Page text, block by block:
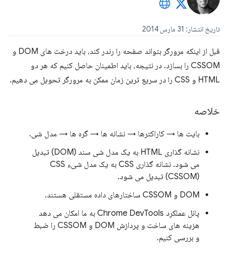
تاریخ انتشار: 31 مارس 2014
قبل از اینکه مرورگر بتواند صفحه را رندر کند، باید درخت های DOM و
CSSOM را بسازد. در نتیجه، باید اطمینان حاصل کنیم که هر دو
HTML و CSS را در سریع ترین زمان ممکن به مرورگر تحویل می دهیم.
خلاصه
بایت ها → کاراکترها → نشانه ها → گره ها → مدل شی.
نشانه گذاری HTML به یک مدل شی سند (DOM) تبدیل
می شود. نشانه گذاری CSS به یک مدل شیء CSS
(CSSOM) تبدیل می شود.
DOM و CSSOM ساختارهای داده مستقلی هستند.
پانل عملکرد Chrome DevTools به ما امکان می دهد
هزینه های ساخت و پردازش DOM و CSSOM را ضبط
و بررسی کنیم.